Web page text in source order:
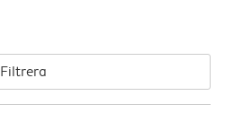
Filtrera